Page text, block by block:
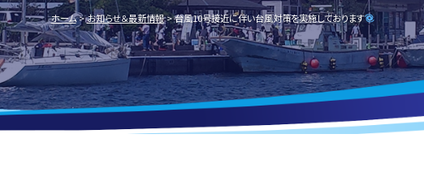
ホーム お知らせ＆最新情報 台風10号接近に伴い台風対策を実施しております